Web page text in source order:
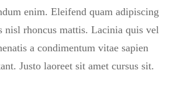
enim. Eleifend quam adipiscing
nisl rhoncus mattis. Lacinia quis vel
a condimentum vitae sapien
Justo laoreet sit amet cursus sit.